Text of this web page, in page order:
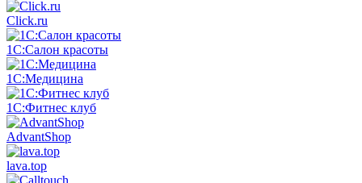
Click.ru
1С:Салон красоты
1С:Медицина
1С:Фитнес клуб
AdvantShop
lava.top